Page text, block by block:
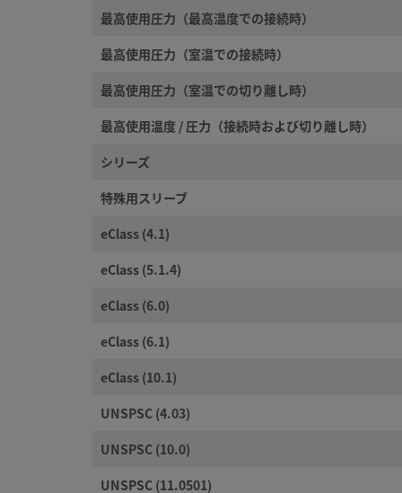
最高使用圧力（最高温度での接続時）
最高使用圧力（室温での接続時）
最高使用圧力（室温での切り離し時）
最高使用温度 / 圧力（接続時および切り離し時）
シリーズ
特殊用スリーブ
eClass (4.1)
eClass (5.1.4)
eClass (6.0)
eClass (6.1)
eClass (10.1)
UNSPSC (4.03)
UNSPSC (10.0)
UNSPSC (11.0501)